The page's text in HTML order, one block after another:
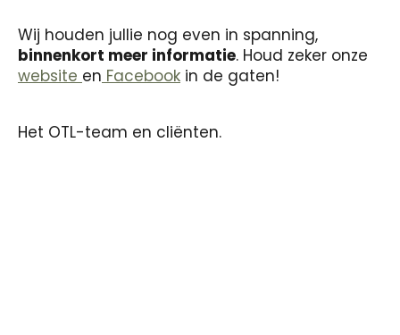
Wij houden jullie nog even in spanning,
binnenkort meer informatie. Houd zeker onze
website en Facebook in de gaten!
Het OTL-team en cliënten.